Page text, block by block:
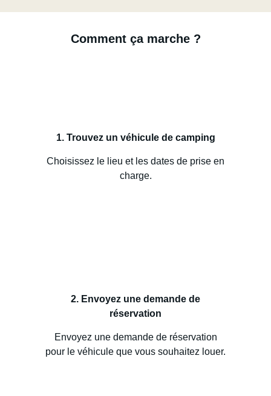
Comment ça marche ?
1. Trouvez un véhicule de camping
Choisissez le lieu et les dates de prise en
charge.
2. Envoyez une demande de
réservation
Envoyez une demande de réservation
pour le véhicule que vous souhaitez louer.